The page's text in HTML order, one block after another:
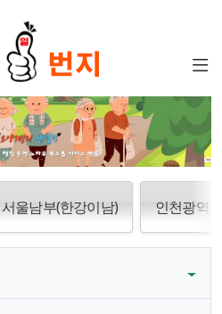
서울남부(한강이남) 인천광역시